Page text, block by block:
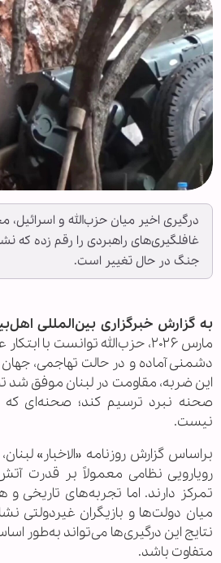
درگیری اخیر میان حزب‌الله و اسرائیل،
غافلگیری‌های راهبردی را رقم زده که
جنگ در حال تغییر است.
به گزارش خبرگزاری بین‌المللی
مارس ۲۰۲۶، حزب‌الله توانست با
دشمنی آماده و در حالت تهاجمی، جهان
این ضربه، مقاومت در لبنان موفق شد
صحنه نبرد ترسیم کند؛ صحنه‌ای
نیست.
براساس گزارش روزنامه «الاخبار»
رویارویی نظامی معمولاً بر قدرت
تمرکز دارند. اما تجربه‌های
میان دولت‌ها و بازیگران غیردولتی
نتایج این درگیری‌ها می‌تواند به‌طور
متفاوت باشد.